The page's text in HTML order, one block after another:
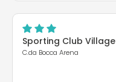
Sporting Club Village
C.da Bocca Arena